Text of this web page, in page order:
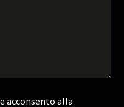
e acconsento alla